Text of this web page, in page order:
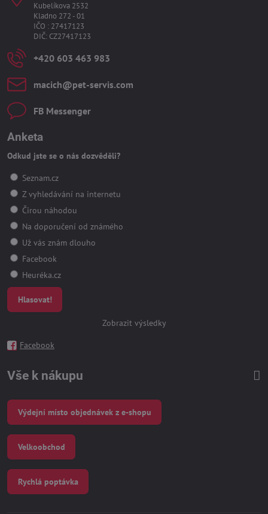
Kubelíkova 2532
Kladno 272 - 01
IČO : 27417123
DIČ: CZ27417123
+420 603 463 983
macich​@pet-servis​.com
FB Messenger
Anketa
Odkud jste se o nás dozvěděli?
Seznam.cz
Z vyhledávání na internetu
Čirou náhodou
Na doporučení od známého
Už vás znám dlouho
Facebook
Heuréka.cz
Hlasovat!
Zobrazit výsledky
Facebook
Vše k nákupu
Výdejní místo objednávek z e-shopu
Velkoobchod
Rychlá poptávka